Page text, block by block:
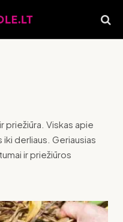
priežiūra. Viskas apie
derliaus. Geriausias
ir priežiūros